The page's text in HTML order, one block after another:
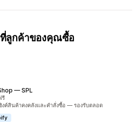
ลูกค้าของคุณซื้อ
— SPL
รี
งค์สินค้าคงคลังและคำสั่งซื้อ — รองรับตลอด